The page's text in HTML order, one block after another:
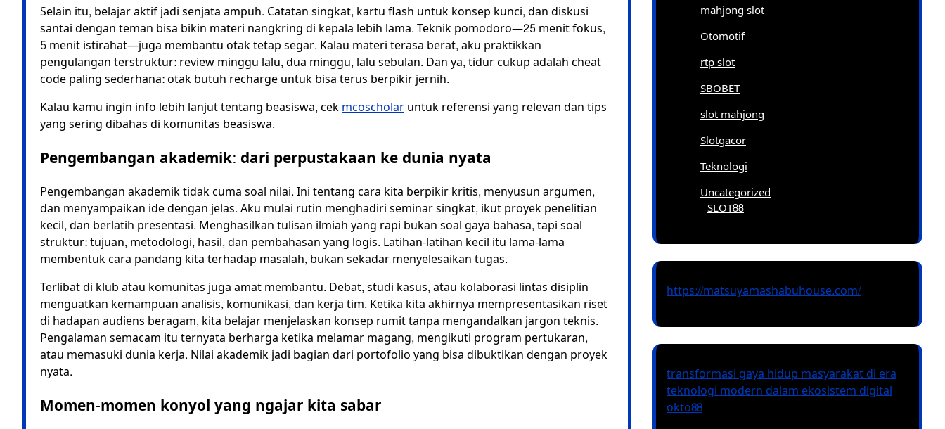
Selain itu, belajar aktif jadi senjata ampuh. Catatan singkat, kartu flash untuk konsep kunci, dan diskusi
santai dengan teman bisa bikin materi nangkring di kepala lebih lama. Teknik pomodoro—25 menit fokus,
5 menit istirahat—juga membantu otak tetap segar. Kalau materi terasa berat, aku praktikkan
pengulangan terstruktur: review minggu lalu, dua minggu, lalu sebulan. Dan ya, tidur cukup adalah cheat
code paling sederhana: otak butuh recharge untuk bisa terus berpikir jernih.
Kalau kamu ingin info lebih lanjut tentang beasiswa, cekmcoscholaruntuk referensi yang relevan dan tips
yang sering dibahas di komunitas beasiswa.
Pengembangan akademik: dari perpustakaan ke dunia nyata
Pengembangan akademik tidak cuma soal nilai. Ini tentang cara kita berpikir kritis, menyusun argumen,
dan menyampaikan ide dengan jelas. Aku mulai rutin menghadiri seminar singkat, ikut proyek penelitian
kecil, dan berlatih presentasi. Menghasilkan tulisan ilmiah yang rapi bukan soal gaya bahasa, tapi soal
struktur: tujuan, metodologi, hasil, dan pembahasan yang logis. Latihan-latihan kecil itu lama-lama
membentuk cara pandang kita terhadap masalah, bukan sekadar menyelesaikan tugas.
Terlibat di klub atau komunitas juga amat membantu. Debat, studi kasus, atau kolaborasi lintas disiplin
menguatkan kemampuan analisis, komunikasi, dan kerja tim. Ketika kita akhirnya mempresentasikan riset
di hadapan audiens beragam, kita belajar menjelaskan konsep rumit tanpa mengandalkan jargon teknis.
Pengalaman semacam itu ternyata berharga ketika melamar magang, mengikuti program pertukaran,
atau memasuki dunia kerja. Nilai akademik jadi bagian dari portofolio yang bisa dibuktikan dengan proyek
nyata.
Momen-momen konyol yang ngajar kita sabar
mahjong slot
Otomotif
rtp slot
SBOBET
slot mahjong
Slotgacor
Teknologi
Uncategorized
SLOT88
https://matsuyamashabuhouse.com/
transformasi gaya hidup masyarakat di era
teknologi modern dalam ekosistem digital
okto88